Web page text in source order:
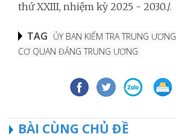
thứ XXIII, nhiệm kỳ 2025 - 2030./.
TAG ỦY BAN KIỂM TRA TRUNG ƯƠNG
CƠ QUAN ĐẢNG TRUNG ƯƠNG
BÀI CÙNG CHỦ ĐỀ